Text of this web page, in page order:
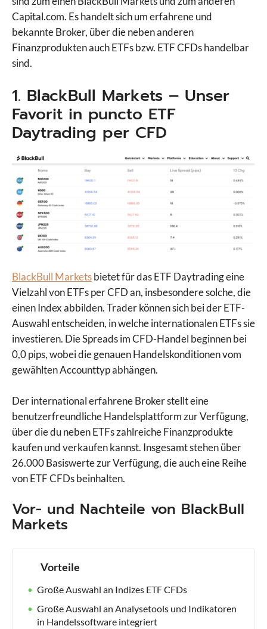
Capital.com. Es handelt sich um erfahrene und
bekannte Broker, über die neben anderen
Finanzprodukten auch ETFs bzw. ETF CFDs handelbar
sind.
1. BlackBull Markets – Unser
Favorit in puncto ETF
Daytrading per CFD
BlackBull Marketsbietet für das ETF Daytrading eine
Vielzahl von ETFs per CFD an, insbesondere solche, die
einen Index abbilden. Trader können sich bei der ETF-
Auswahl entscheiden, in welche internationalen ETFs sie
investieren. Die Spreads im CFD-Handel beginnen bei
0,0 pips, wobei die genauen Handelskonditionen vom
gewählten Accounttyp abhängen.
Der international erfahrene Broker stellt eine
benutzerfreundliche Handelsplattform zur Verfügung,
über die du neben ETFs zahlreiche Finanzprodukte
kaufen und verkaufen kannst. Insgesamt stehen über
26.000 Basiswerte zur Verfügung, die auch eine Reihe
von ETF CFDs beinhalten.
Vor- und Nachteile von BlackBull
Markets
Vorteile
Große Auswahl an Indizes ETF CFDs
Große Auswahl an Analysetools und Indikatoren
in Handelssoftware integriert